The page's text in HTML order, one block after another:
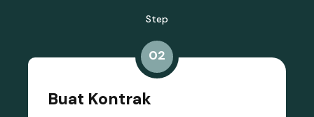
Step
02
Buat Kontrak